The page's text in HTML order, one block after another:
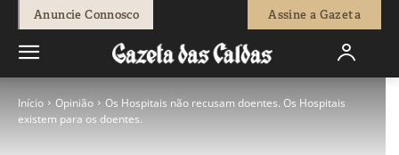
Anuncie Connosco Assine a Gazeta
Início Opinião
Os Hospitais não recusam doentes. Os Hospitais
existem para os doentes.